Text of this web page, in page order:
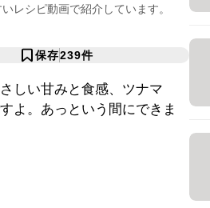
レシピ動画で紹介しています。
保存239件
しい甘みと食感、ツナマ
よ。あっという間にできま